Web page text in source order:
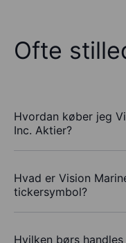
Ofte
Hvordan køber jeg
Inc. Aktier?
Hvad er Vision
tickersymbol?
Hvilken børs